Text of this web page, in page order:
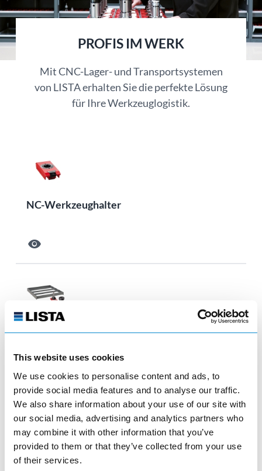
This website uses cookies
We use cookies to personalise content and ads, to
provide social media features and to analyse our traffic.
We also share information about your use of our site with
our social media, advertising and analytics partners who
may combine it with other information that you’ve
provided to them or that they’ve collected from your use
of their services.
PROFIS IM WERK
Mit CNC-Lager- und Transportsystemen
von LISTA erhalten Sie die perfekte Lösung
für Ihre Werkzeuglogistik.
NC-Werkzeughalter
visibility
NC-Schubladenlagerungen
visibility
NC-Schränke